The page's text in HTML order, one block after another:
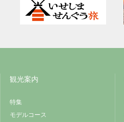
観光案内
特集
モデルコース